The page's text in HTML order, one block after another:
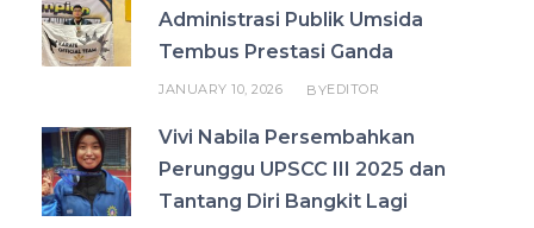
Administrasi Publik Umsida
Tembus Prestasi Ganda
JANUARY 10, 2026 BYEDITOR
Vivi Nabila Persembahkan
Perunggu UPSCC III 2025 dan
Tantang Diri Bangkit Lagi